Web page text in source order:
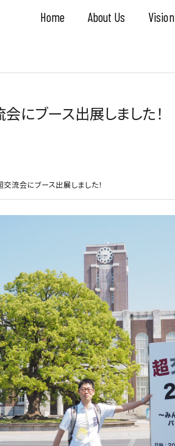
Home About Us Vision
にブース出展しました！
流会にブース出展しました！